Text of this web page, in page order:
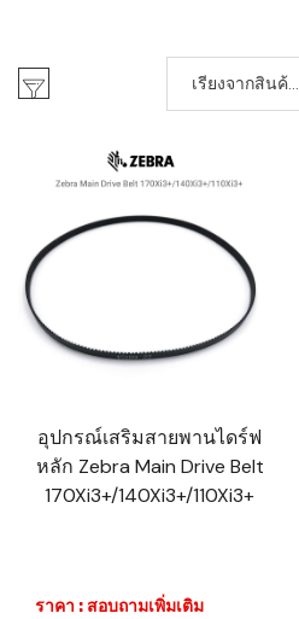
เรียงจากสินค้า
ใหม่-เก่า
อุปกรณ์เสริมสายพานไดร์ฟ
หลัก Zebra Main Drive Belt
170Xi3+/140Xi3+/110Xi3+
ราคา : สอบถามเพิ่มเติม